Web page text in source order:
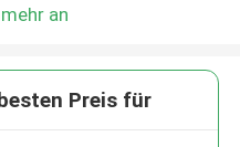
an
Preis für